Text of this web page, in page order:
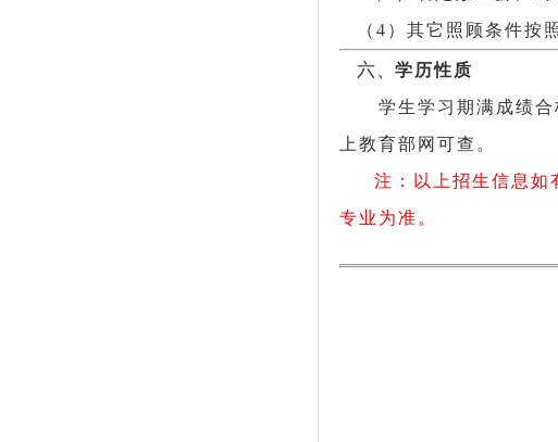
（4）其它照顾条件按
六、学历性质
学生学习期满成绩合
上教育部网可查。
注：以上招生信息如
专业为准。